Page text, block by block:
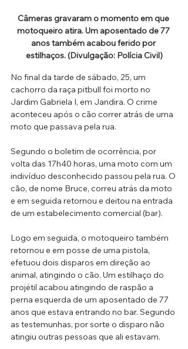
Câmeras gravaram o momento em que
motoqueiro atira. Um aposentado de 77
anos também acabou ferido por
estilhaços. (Divulgação: Polícia Civil)
No final da tarde de sábado, 25, um
cachorro da raça pitbull foi morto no
Jardim Gabriela I, em Jandira. O crime
aconteceu após o cão correr atrás de uma
moto que passava pela rua.
Segundo o boletim de ocorrência, por
volta das 17h40 horas, uma moto com um
indivíduo desconhecido passou pela rua. O
cão, de nome Bruce, correu atrás da moto
e em seguida retornou e deitou na entrada
de um estabelecimento comercial (bar).
Logo em seguida, o motoqueiro também
retornou e em posse de uma pistola,
efetuou dois disparos em direção ao
animal, atingindo o cão. Um estilhaço do
projétil acabou atingindo de raspão a
perna esquerda de um aposentado de 77
anos que estava entrando no bar. Segundo
as testemunhas, por sorte o disparo não
atingiu outras pessoas que ali estavam.